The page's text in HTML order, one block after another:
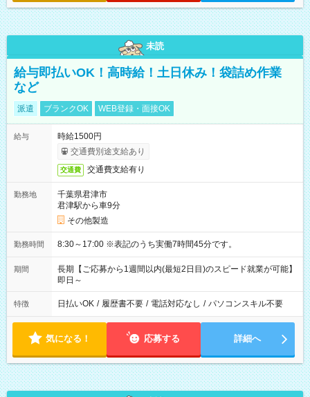
未読
給与即払いOK！高時給！土日休み！袋詰め作業
など
派遣 ブランクOK WEB登録・面接OK
給与
時給1500円
交通費別途支給あり
交通費 交通費支給有り
勤務地
千葉県君津市
君津駅から車9分
その他製造
勤務時間 8:30～17:00 ※表記のうち実働7時間45分です。
期間
長期【ご応募から1週間以内(最短2日目)のスピード就業が可能】
即日～
特徴 日払いOK / 履歴書不要 / 電話対応なし / パソコンスキル不要
気になる！ 応募する 詳細へ